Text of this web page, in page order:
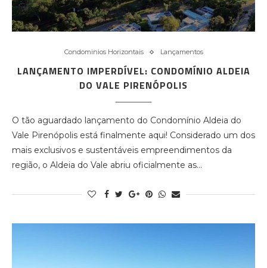
Condominios Horizontais Lançamentos
LANÇAMENTO IMPERDÍVEL: CONDOMÍNIO ALDEIA
DO VALE PIRENÓPOLIS
O tão aguardado lançamento do Condomínio Aldeia do
Vale Pirenópolis está finalmente aqui! Considerado um dos
mais exclusivos e sustentáveis empreendimentos da
região, o Aldeia do Vale abriu oficialmente as…